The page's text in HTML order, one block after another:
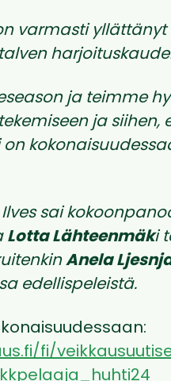
varmasti
ja teimme
ja siihen,
on
Ilves sai
Lotta Lähteenmäki
Anela
edellispeleistä.
fi/